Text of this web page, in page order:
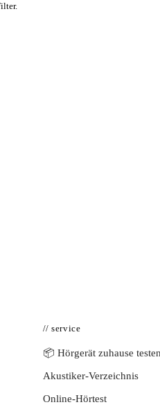
// service
📦 Hörgerät zuhause testen
Akustiker-Verzeichnis
Online-Hörtest